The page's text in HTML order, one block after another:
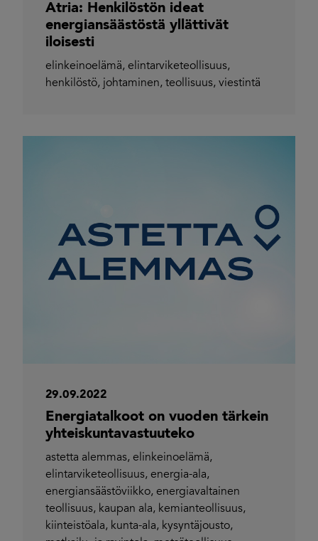
Atria: Henkilöstön ideat
energiansäästöstä yllättivät
iloisesti
elinkeinoelämä, elintarviketeollisuus,
henkilöstö, johtaminen, teollisuus, viestintä
29.09.2022
Energiatalkoot on vuoden tärkein
yhteiskuntavastuuteko
astetta alemmas, elinkeinoelämä,
elintarviketeollisuus, energia-ala,
energiansäästöviikko, energiavaltainen
teollisuus, kaupan ala, kemianteollisuus,
kiinteistöala, kunta-ala, kysyntäjousto,